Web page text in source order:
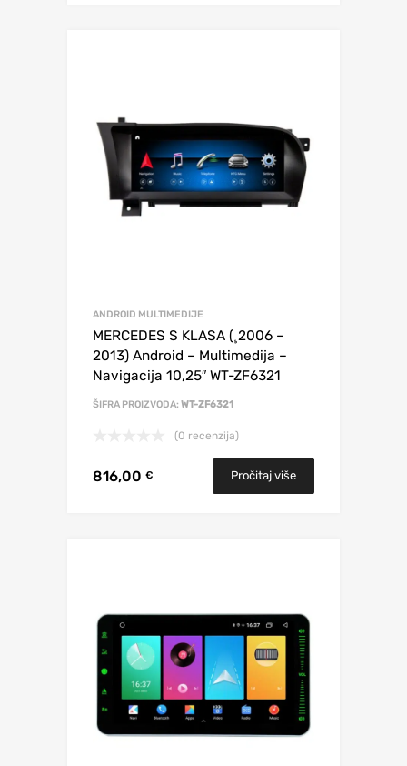
ANDROID MULTIMEDIJE
MERCEDES S KLASA (¸2006 –
2013) Android – Multimedija –
Navigacija 10,25″ WT-ZF6321
ŠIFRA PROIZVODA: WT-ZF6321
(0 recenzija)
816,00 € Pročitaj više